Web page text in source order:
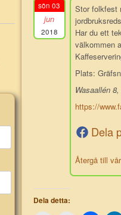
sön 03
jun
2018
Stor folkfest
Har du ett
välkommen
Plats:
Wasaallén
https://
Dela
Återgå till
Dela detta: